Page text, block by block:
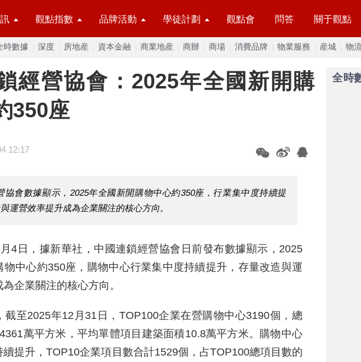
觀點指數 品牌活動 學徒計劃 觀點會 問答 關于觀點
時數據 深度 房地産 資本金融 商業地産 商辦 商場 消費品牌 物業服務 産城 物
經營協會：2025年全國新開購
350座
12:17
協會數據顯示，2025年全國新開購物中心約350座，行業集中度持續提
運營效率提升成為企業關注的核心方向。
4日，據新華社，中國連鎖經營協會日前發布數據顯示，2025
物中心約350座，購物中心行業集中度持續提升，存量改造與運
企業關注的核心方向。
截至2025年12月31日，TOP100企業在營購物中心3190個，總
萬平方米，平均單體項目建築面積10.8萬平方米。購物中心
續提升，TOP10企業項目數合計1529個，占TOP100總項目數的
全時